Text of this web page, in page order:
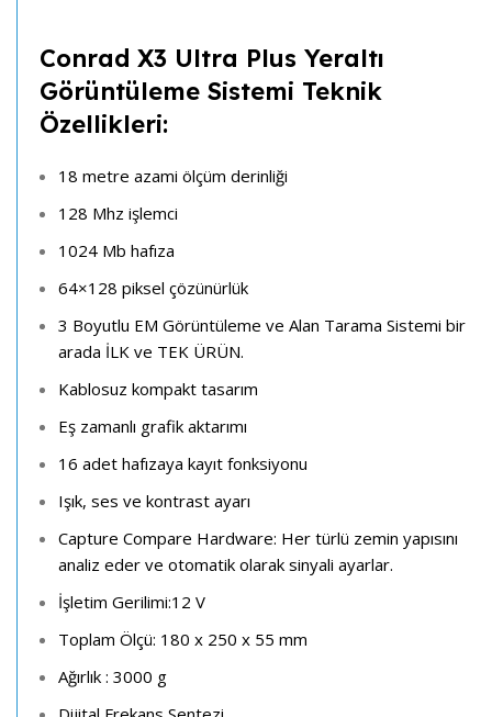
Conrad X3 Ultra Plus Yeraltı
Görüntüleme Sistemi Teknik
Özellikleri:
18 metre azami ölçüm derinliği
128 Mhz işlemci
1024 Mb hafıza
64×128 piksel çözünürlük
3 Boyutlu EM Görüntüleme ve Alan Tarama Sistemi bir
arada İLK ve TEK ÜRÜN.
Kablosuz kompakt tasarım
Eş zamanlı grafik aktarımı
16 adet hafızaya kayıt fonksiyonu
Işık, ses ve kontrast ayarı
Capture Compare Hardware: Her türlü zemin yapısını
analiz eder ve otomatik olarak sinyali ayarlar.
İşletim Gerilimi:12 V
Toplam Ölçü: 180 x 250 x 55 mm
Ağırlık : 3000 g